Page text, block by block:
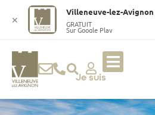
ri
Je suis
✕
Villeneuve-lez-Avignon
GRATUIT
Sur Google Play